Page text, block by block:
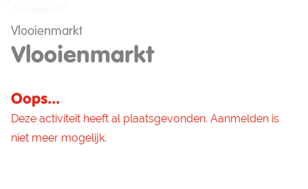
Vlooienmarkt
Vlooienmarkt
Oops...
Deze activiteit heeft al plaatsgevonden. Aanmelden is
niet meer mogelijk.